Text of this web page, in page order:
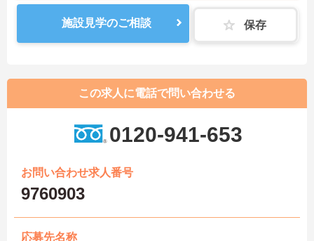
施設見学のご相談 保存
この求人に電話で問い合わせる
0120-941-653
お問い合わせ求人番号
9760903
応募先名称